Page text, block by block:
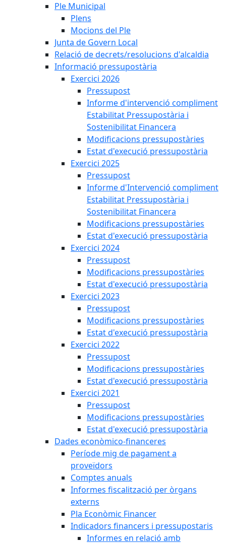
Ple Municipal
Plens
Mocions del Ple
Junta de Govern Local
Relació de decrets/resolucions d'alcaldia
Informació pressupostària
Exercici 2026
Pressupost
Informe d'intervenció compliment
Estabilitat Pressupostària i
Sostenibilitat Financera
Modificacions pressupostàries
Estat d'execució pressupostària
Exercici 2025
Pressupost
Informe d'Intervenció compliment
Estabilitat Pressupostària i
Sostenibilitat Financera
Modificacions pressupostàries
Estat d'execució pressupostària
Exercici 2024
Pressupost
Modificacions pressupostàries
Estat d'execució pressupostària
Exercici 2023
Pressupost
Modificacions pressupostàries
Estat d'execució pressupostària
Exercici 2022
Pressupost
Modificacions pressupostàries
Estat d'execució pressupostària
Exercici 2021
Pressupost
Modificacions pressupostàries
Estat d'execució pressupostària
Dades econòmico-financeres
Període mig de pagament a
proveïdors
Comptes anuals
Informes fiscalització per òrgans
externs
Pla Econòmic Financer
Indicadors financers i pressupostaris
Informes en relació amb